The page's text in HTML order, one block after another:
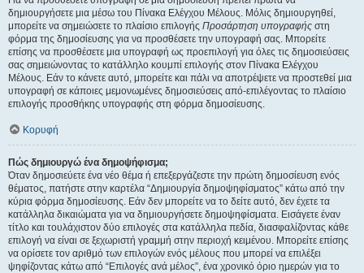
δημιουργήσετε μια μέσω του Πίνακα Ελέγχου Μέλους. Μόλις δημιουργηθεί,
μπορείτε να σημειώσετε το πλαίσιο επιλογής Προσάρτηση υπογραφής στη
φόρμα της δημοσίευσης για να προσθέσετε την υπογραφή σας. Μπορείτε
επίσης να προσθέσετε μια υπογραφή ως προεπιλογή για όλες τις δημοσιεύσεις
σας σημειώνοντας το κατάλληλο κουμπί επιλογής στον Πίνακα Ελέγχου
Μέλους. Εάν το κάνετε αυτό, μπορείτε και πάλι να αποτρέψετε να προστεθεί μια
υπογραφή σε κάποιες μεμονωμένες δημοσιεύσεις από-επιλέγοντας το πλαίσιο
επιλογής προσθήκης υπογραφής στη φόρμα δημοσίευσης.
Κορυφή
Πώς δημιουργώ ένα δημοψήφισμα;
Όταν δημοσιεύετε ένα νέο θέμα ή επεξεργάζεστε την πρώτη δημοσίευση ενός
θέματος, πατήστε στην καρτέλα “Δημιουργία δημοψηφίσματος” κάτω από την
κύρια φόρμα δημοσίευσης. Εάν δεν μπορείτε να το δείτε αυτό, δεν έχετε τα
κατάλληλα δικαιώματα για να δημιουργήσετε δημοψηφίσματα. Εισάγετε έναν
τίτλο και τουλάχιστον δύο επιλογές στα κατάλληλα πεδία, διασφαλίζοντας κάθε
επιλογή να είναι σε ξεχωριστή γραμμή στην περιοχή κειμένου. Μπορείτε επίσης
να ορίσετε τον αριθμό των επιλογών ενός μέλους που μπορεί να επιλέξει
ψηφίζοντας κάτω από “Επιλογές ανά μέλος”, ένα χρονικό όριο ημερών για το